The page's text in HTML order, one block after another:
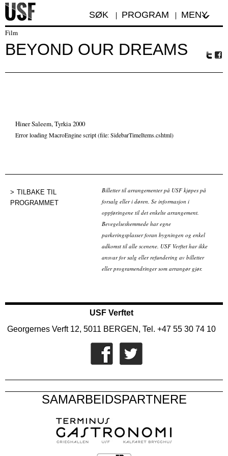
SØK PROGRAM MENY
Film
BEYOND OUR DREAMS
Hiner Saleem, Tyrkia 2000
Error loading MacroEngine script (file: SidebarTimeItems.cshtml)
TILBAKE TIL
PROGRAMMET
Billetter til arrangementer på USF kjøpes på
forsalg eller i døren. Se informasjon i
oppføringene til det enkelte arrangement.
Bevegelseshemmede har egne
parkeringsplasser foran bygningen og enkel
adkomst til alle scenene. USF Verftet har ikke
ansvar for salg eller refundering av billetter
eller programendringer som arrangør gjør.
USF Verftet
Georgernes Verft 12, 5011 BERGEN, Tel. +47 55 30 74 10
SAMARBEIDSPARTNERE